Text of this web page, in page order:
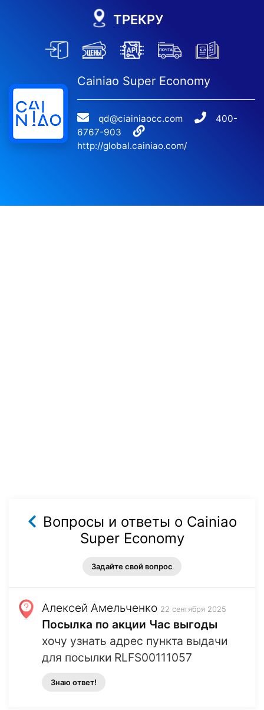
ТРЕКРУ
Cainiao Super Economy
qd@ciainiaocc.com
400-
6767-903
http://global.cainiao.com/
Вопросы и ответы о Cainiao
Super Economy
Задайте свой вопрос
Алексей Амельченко 22 сентября 2025
Посылка по акции Час выгоды
хочу узнать адрес пункта выдачи
для посылки RLFS00111057
Знаю ответ!